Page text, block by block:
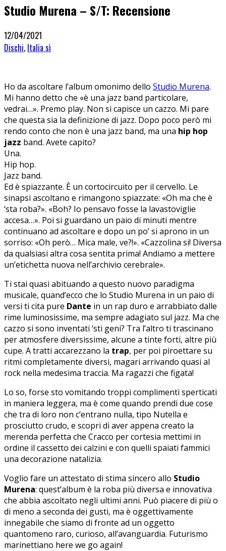
Studio Murena – S/T: Recensione
12/04/2021
Dischi, Italia sì
Ho da ascoltare l’album omonimo dello Studio Murena.
Mi hanno detto che «è una jazz band particolare,
vedrai…». Premo play. Non si capisce un cazzo. Mi pare
che questa sia la definizione di jazz. Dopo poco però mi
rendo conto che non è una jazz band, ma una hip hop
jazz band. Avete capito?
Una.
Hip hop.
Jazz band.
Ed è spiazzante. È un cortocircuito per il cervello. Le
sinapsi ascoltano e rimangono spiazzate: «Oh ma che è
‘sta roba?». «Boh? Io pensavo fosse la lavastoviglie
accesa…». Poi si guardano un paio di minuti mentre
continuano ad ascoltare e dopo un po’ si aprono in un
sorriso: «Oh però… Mica male, ve?!». «Cazzolina si! Diversa
da qualsiasi altra cosa sentita prima! Andiamo a mettere
un’etichetta nuova nell’archivio cerebrale».
Ti stai quasi abituando a questo nuovo paradigma
musicale, quand’ecco che lo Studio Murena in un paio di
versi ti cita pure Dante in un rap duro e arrabbiato dalle
rime luminosissime, ma sempre adagiato sul jazz. Ma che
cazzo si sono inventati ‘sti geni? Tra l’altro ti trascinano
per atmosfere diversissime, alcune a tinte forti, altre più
cupe. A tratti accarezzano la trap, per poi piroettare su
ritmi completamente diversi, magari arrivando quasi al
rock nella medesima traccia. Ma ragazzi che figata!
Lo so, forse sto vomitando troppi complimenti sperticati
in maniera leggera, ma è come quando prendi due cose
che tra di loro non c’entrano nulla, tipo Nutella e
prosciutto crudo, e scopri di aver appena creato la
merenda perfetta che Cracco per cortesia mettimi in
ordine il cassetto dei calzini e con quelli spaiati fammici
una decorazione natalizia.
Voglio fare un attestato di stima sincero allo Studio
Murena: quest’album è la roba più diversa e innovativa
che abbia ascoltato negli ultimi anni. Può piacere di più o
di meno a seconda dei gusti, ma è oggettivamente
innegabile che siamo di fronte ad un oggetto
quantomeno raro, curioso, all’avanguardia. Futurismo
marinettiano here we go again!